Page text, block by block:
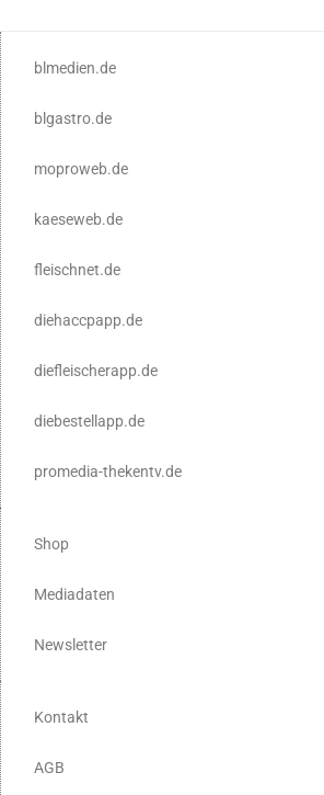
blmedien.de
blgastro.de
moproweb.de
kaeseweb.de
fleischnet.de
diehaccpapp.de
diefleischerapp.de
diebestellapp.de
promedia-thekentv.de
Shop
Mediadaten
Newsletter
Kontakt
AGB